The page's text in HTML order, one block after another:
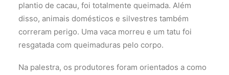
plantio de cacau, foi totalmente queimada. Além
disso, animais domésticos e silvestres também
correram perigo. Uma vaca morreu e um tatu foi
resgatada com queimaduras pelo corpo.
Na palestra, os produtores foram orientados a como